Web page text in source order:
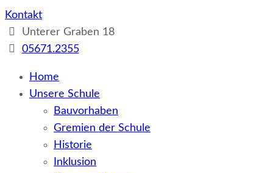
Kontakt
Unterer Graben 18
05671.2355
Home
Unsere Schule
Bauvorhaben
Gremien der Schule
Historie
Inklusion